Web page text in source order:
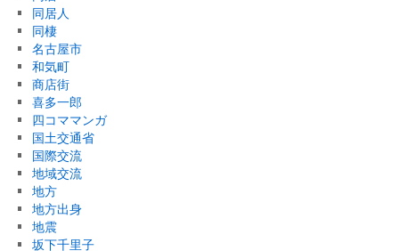
同居人
同棲
名古屋市
和気町
商店街
喜多一郎
四コママンガ
国土交通省
国際交流
地域交流
地方
地方出身
地震
坂下千里子